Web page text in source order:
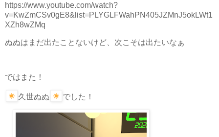
https://www.youtube.com/watch?
v=KwZmCSv0gE8&list=PLYGLFWahPN405JZMnJ5okLWt1
XZh8wZMq
ぬぬはまだ出たことないけど、次こそは出たいなぁ
ではまた！
久世ぬぬ でした！